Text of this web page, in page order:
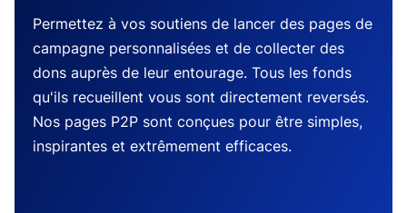
Permettez à vos soutiens de lancer des pages de
campagne personnalisées et de collecter des
dons auprès de leur entourage. Tous les fonds
qu'ils recueillent vous sont directement reversés.
Nos pages P2P sont conçues pour être simples,
inspirantes et extrêmement efficaces.